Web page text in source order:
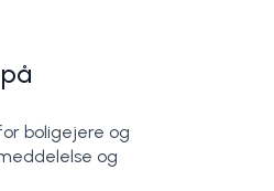
boligejere og
og